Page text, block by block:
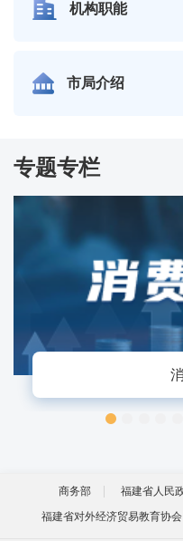
机构职能
市局介绍
专题专栏
商务部 福建省人民
福建省对外经济贸易教育协会